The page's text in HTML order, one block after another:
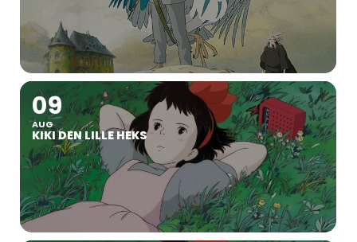
09
AUG
KIKI DEN LILLE HEKS